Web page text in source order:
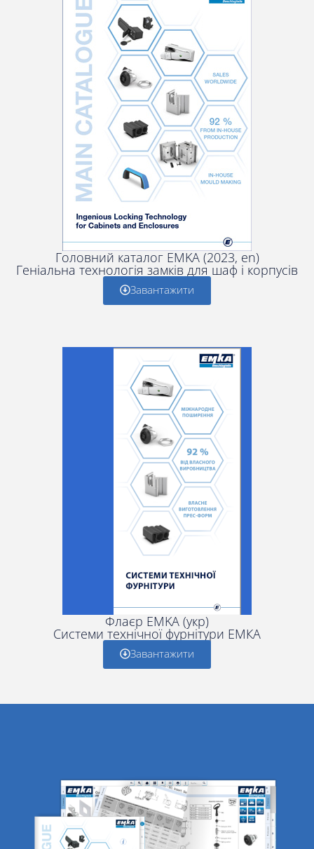
Головний каталог EMKA (2023, en)
Геніальна технологія замків для шаф і корпусів
Завантажити
Флаєр EMKA (укр)
Системи технічної фурнітури ЕМКА
Завантажити